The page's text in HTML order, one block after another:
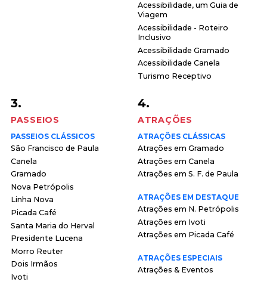
Acessibilidade, um Guia de
Viagem
Acessibilidade - Roteiro
Inclusivo
Acessibilidade Gramado
Acessibilidade Canela
Turismo Receptivo
3.
PASSEIOS
PASSEIOS CLÁSSICOS
São Francisco de Paula
Canela
Gramado
Nova Petrópolis
Linha Nova
Picada Café
Santa Maria do Herval
Presidente Lucena
Morro Reuter
Dois Irmãos
Ivoti
4.
ATRAÇÕES
ATRAÇÕES CLÁSSICAS
Atrações em Gramado
Atrações em Canela
Atrações em S. F. de Paula
ATRAÇÕES EM DESTAQUE
Atrações em N. Petrópolis
Atrações em Ivoti
Atrações em Picada Café
ATRAÇÕES ESPECIAIS
Atrações & Eventos